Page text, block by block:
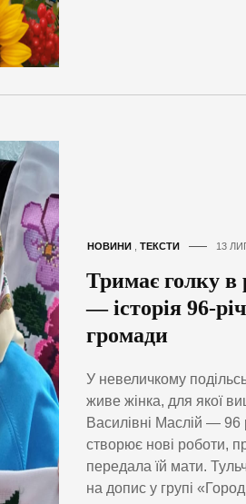
НОВИНИ , ТЕКСТИ 13
Тримає голку в
— історія 96-
громади
У невеличкому
живе жінка, для якої
Василівні Маслій — 96
створює нові роботи,
передала їй мати.
на допис у групі